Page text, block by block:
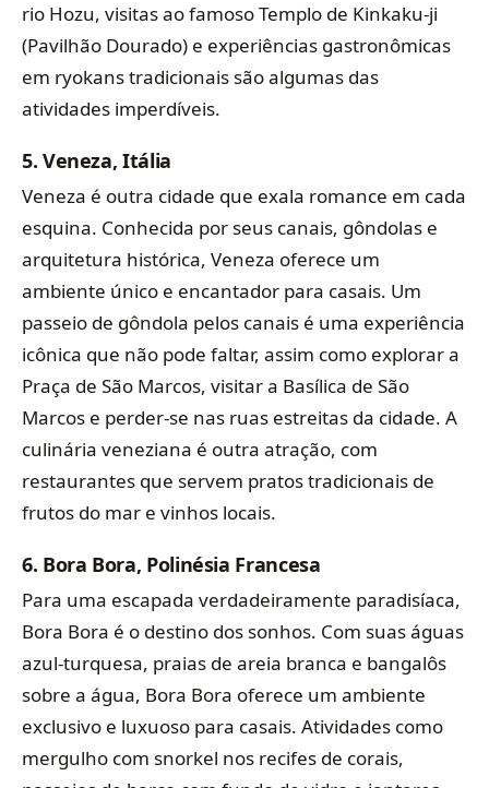
rio Hozu, visitas ao famoso Templo de Kinkaku-ji
(Pavilhão Dourado) e experiências gastronômicas
em ryokans tradicionais são algumas das
atividades imperdíveis.
5. Veneza, Itália
Veneza é outra cidade que exala romance em cada
esquina. Conhecida por seus canais, gôndolas e
arquitetura histórica, Veneza oferece um
ambiente único e encantador para casais. Um
passeio de gôndola pelos canais é uma experiência
icônica que não pode faltar, assim como explorar a
Praça de São Marcos, visitar a Basílica de São
Marcos e perder-se nas ruas estreitas da cidade. A
culinária veneziana é outra atração, com
restaurantes que servem pratos tradicionais de
frutos do mar e vinhos locais.
6. Bora Bora, Polinésia Francesa
Para uma escapada verdadeiramente paradisíaca,
Bora Bora é o destino dos sonhos. Com suas águas
azul-turquesa, praias de areia branca e bangalôs
sobre a água, Bora Bora oferece um ambiente
exclusivo e luxuoso para casais. Atividades como
mergulho com snorkel nos recifes de corais,